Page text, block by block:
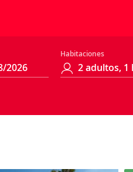
Habitaciones